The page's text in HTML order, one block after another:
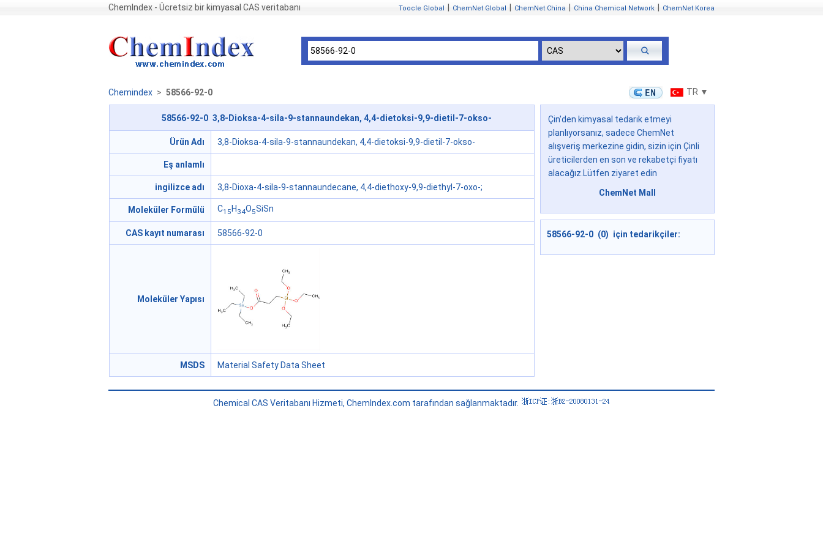
ChemIndex - Ücretsiz bir kimyasal CAS veritabanı Toocle Global ChemNet Global ChemNet China China Chemical Network ChemNet Korea
Chemindex > 58566-92-0 TR ▼
58566-92-0 3,8-Dioksa-4-sila-9-stannaundekan, 4,4-dietoksi-9,9-dietil-7-okso-
Ürün Adı 3,8-Dioksa-4-sila-9-stannaundekan, 4,4-dietoksi-9,9-dietil-7-okso-
Eş anlamlı
ingilizce adı 3,8-Dioxa-4-sila-9-stannaundecane, 4,4-diethoxy-9,9-diethyl-7-oxo-;
Moleküler Formülü C15 H 34O5SiSn
CAS kayıt numarası 58566-92-0
Moleküler Yapısı
MSDS Material Safety Data Sheet
Çin'den kimyasal tedarik etmeyi
planlıyorsanız, sadece ChemNet
alışveriş merkezine gidin, sizin için Çinli
üreticilerden en son ve rekabetçi fiyatı
alacağız.Lütfen ziyaret edin
ChemNet Mall
58566-92-0 (0) için tedarikçiler:
Chemical CAS Veritabanı Hizmeti, ChemIndex.com tarafından sağlanmaktadır.